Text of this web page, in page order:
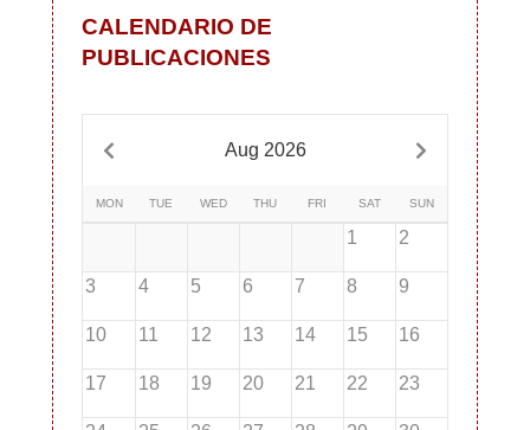
CALENDARIO DE
PUBLICACIONES
Aug 2026
MON TUE WED THU FRI SAT SUN
1 2
3 4 5 6 7 8 9
10 11 12 13 14 15 16
17 18 19 20 21 22 23